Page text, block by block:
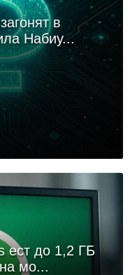
в
Набиу...
ест до 1,2 ГБ
мо...